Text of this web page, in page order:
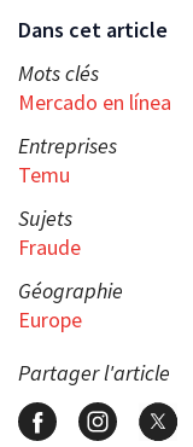
Dans cet article
Mots clés
Mercado en línea
Entreprises
Temu
Sujets
Fraude
Géographie
Europe
Partager l'article